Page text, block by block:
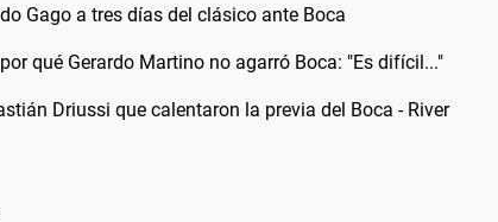
Gago a tres días del clásico ante Boca
qué Gerardo Martino no agarró Boca: "Es difícil..."
Driussi que calentaron la previa del Boca - River